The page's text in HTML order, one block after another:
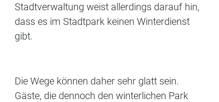
Stadtverwaltung weist allerdings darauf hin,
dass es im Stadtpark keinen Winterdienst
gibt.
Die Wege können daher sehr glatt sein.
Gäste, die dennoch den winterlichen Park